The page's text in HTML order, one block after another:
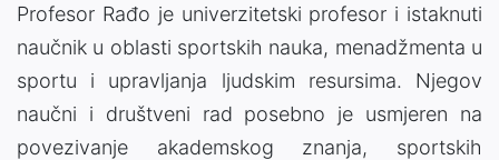
Profesor Rađo je univerzitetski profesor i istaknuti
naučnik u oblasti sportskih nauka, menadžmenta u
sportu i upravljanja ljudskim resursima. Njegov
naučni i društveni rad posebno je usmjeren na
povezivanje akademskog znanja, sportskih